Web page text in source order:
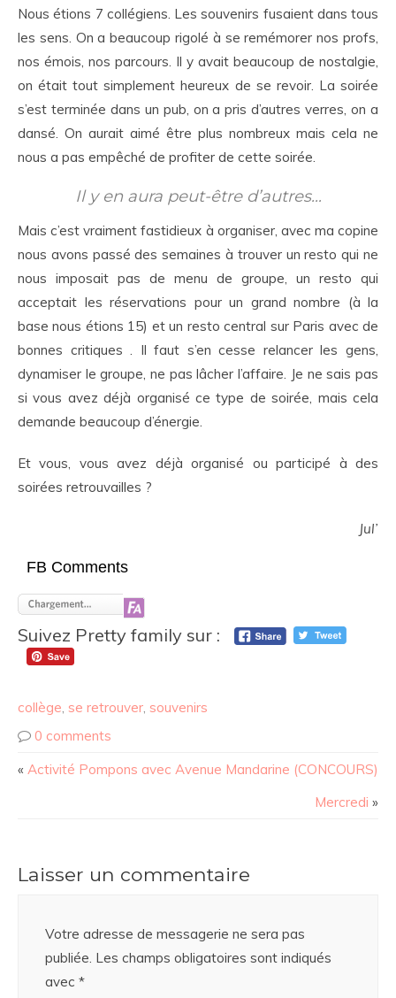
Nous étions 7 collégiens. Les souvenirs fusaient dans tous
les sens. On a beaucoup rigolé à se remémorer nos profs,
nos émois, nos parcours. Il y avait beaucoup de nostalgie,
on était tout simplement heureux de se revoir. La soirée
s’est terminée dans un pub, on a pris d’autres verres, on a
dansé. On aurait aimé être plus nombreux mais cela ne
nous a pas empêché de profiter de cette soirée.
Il y en aura peut-être d’autres…
Mais c’est vraiment fastidieux à organiser, avec ma copine
nous avons passé des semaines à trouver un resto qui ne
nous imposait pas de menu de groupe, un resto qui
acceptait les réservations pour un grand nombre (à la
base nous étions 15) et un resto central sur Paris avec de
bonnes critiques . Il faut s’en cesse relancer les gens,
dynamiser le groupe, ne pas lâcher l’affaire. Je ne sais pas
si vous avez déjà organisé ce type de soirée, mais cela
demande beaucoup d’énergie.
Et vous, vous avez déjà organisé ou participé à des
soirées retrouvailles ?
Jul’
FB Comments
Suivez Pretty family sur :
collège, se retrouver, souvenirs
0 comments
« Activité Pompons avec Avenue Mandarine (CONCOURS)
Mercredi »
Laisser un commentaire
Votre adresse de messagerie ne sera pas
publiée. Les champs obligatoires sont indiqués
avec *